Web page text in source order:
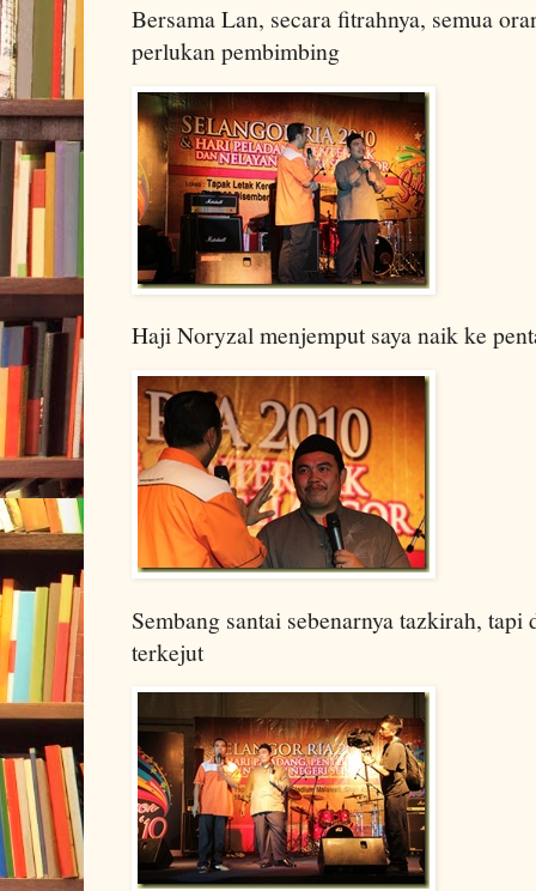
Bersama Lan, secara fitrahnya, semua
perlukan pembimbing
Haji Noryzal menjemput saya naik ke
Sembang santai sebenarnya tazkirah,
terkejut